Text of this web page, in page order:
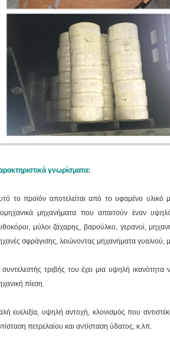
γνωρίσματα:
το προϊόν αποτελείται από το υφαμένο υλικό
μηχανήματα που απαιτούν έναν
μύλοι ζάχαρης, βαρούλκο, γερανοί,
σφράγισης, λειώνοντας μηχανήματα
τριβής του έχει μια υψηλή
πίεση.
ευελιξία, υψηλή αντοχή, κλονισμός που
πετρελαίου και αντίσταση ύδατος, κ.λπ.